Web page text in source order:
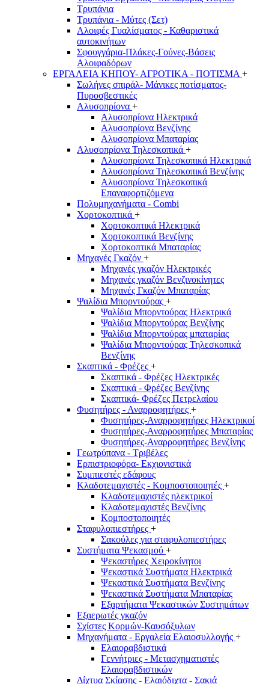
Τρυπάνια
Τρυπάνια - Μύτες (Σετ)
Αλοιφές Γυαλίσματος - Καθαριστικά
αυτοκινήτων
Σφουγγάρια-Πλάκες-Γούνες-Βάσεις
Αλοιφαδόρων
ΕΡΓΑΛΕΙΑ ΚΗΠΟΥ- ΑΓΡΟΤΙΚΑ - ΠΟΤΙΣΜΑ +
Σωλήνες σπιράλ- Μάνικες ποτίσματος-
Πυροσβεστικές
Αλυσοπρίονα +
Αλυσοπρίονα Ηλεκτρικά
Αλυσοπρίονα Βενζίνης
Αλυσοπρίονα Μπαταρίας
Αλυσοπρίονα Τηλεσκοπικά +
Αλυσοπρίονα Τηλεσκοπικά Ηλεκτρικά
Αλυσοπρίονα Τηλεσκοπικά Βενζίνης
Αλυσοπρίονα Τηλεσκοπικά
Επαναφορτιζόμενα
Πολυμηχανήματα - Combi
Χορτοκοπτικά +
Χορτοκοπτικά Ηλεκτρικά
Χορτοκοπτικά Βενζίνης
Χορτοκοπτικά Μπαταρίας
Μηχανές Γκαζόν +
Μηχανές γκαζόν Ηλεκτρικές
Μηχανές γκαζόν Βενζινοκίνητες
Μηχανές Γκαζόν Μπαταρίας
Ψαλίδια Μπορντούρας +
Ψαλίδια Μπορντούρας Hλεκτρικά
Ψαλίδια Μπορντούρας Βενζίνης
Ψαλίδια Μπορντούρας μπαταρίας
Ψαλίδια Μπορντούρας Τηλεσκοπικά
Βενζίνης
Σκαπτικά - Φρέζες +
Σκαπτικά - Φρέζες Ηλεκτρικές
Σκαπτικά - Φρέζες Βενζίνης
Σκαπτικά- Φρέζες Πετρελαίου
Φυσητήρες - Αναρροφητήρες +
Φυσητήρες-Αναρροφητήρες Ηλεκτρικοί
Φυσητήρες-Αναρροφητήρες Μπαταρίας
Φυσητήρες-Αναρροφητήρες Βενζίνης
Γεωτρύπανα - Τριβέλες
Ερπιστριοφόρα- Εκχιονιστικά
Συμπιεστές εδάφους
Κλαδοτεμαχιστές - Κομποστοποιητές +
Κλαδοτεμαχιστές ηλεκτρικοί
Κλαδοτεμαχιστές Βενζίνης
Κομποστοποιητές
Σταφυλοπιεστήρες +
Σακούλες για σταφυλοπιεστήρες
Συστήματα Ψεκασμού +
Ψεκαστήρες Χειροκίνητοι
Ψεκαστικά Συστήματα Ηλεκτρικά
Ψεκαστικά Συστήματα Βενζίνης
Ψεκαστικά Συστήματα Μπαταρίας
Εξαρτήματα Ψεκαστικών Συστημάτων
Εξαερωτές γκαζόν
Σχίστες Κορμών-Καυσόξυλων
Μηχανήματα - Εργαλεία Ελαιοσυλλογής +
Ελαιοραβδιστικά
Γεννήτριες - Μετασχηματιστές
Ελαιοραβδιστικών
Δίχτυα Σκίασης - Ελαιόδιχτα - Σακιά